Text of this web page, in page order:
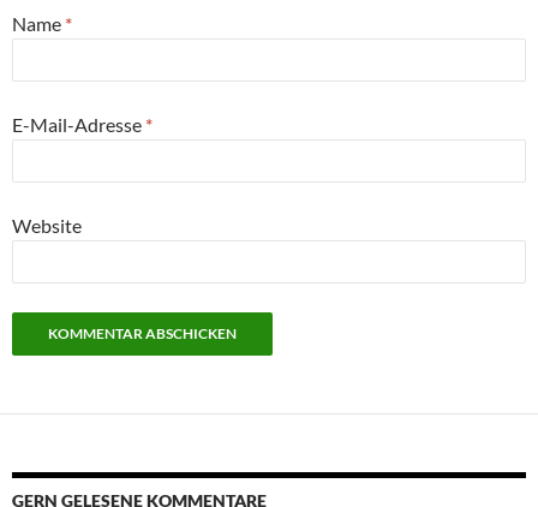
Name *
E-Mail-Adresse *
Website
GERN GELESENE KOMMENTARE